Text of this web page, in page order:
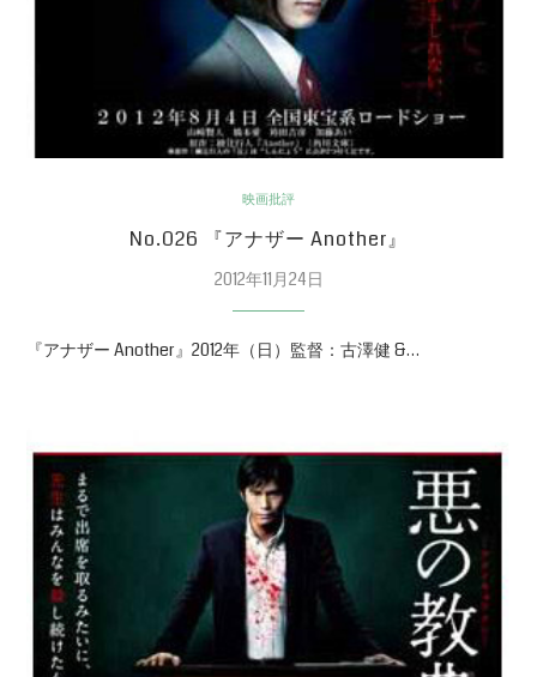
映画批評
No.026 『アナザー Another』
2012年11月24日
『アナザー Another』2012年（日）監督：古澤健 &…